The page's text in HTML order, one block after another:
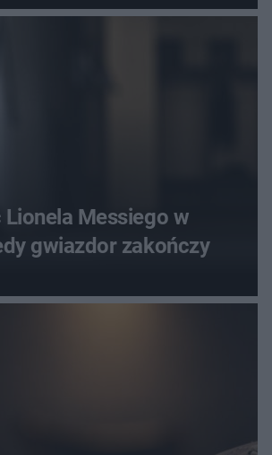
hit
Lionela Messiego w
gwiazdor zakończy